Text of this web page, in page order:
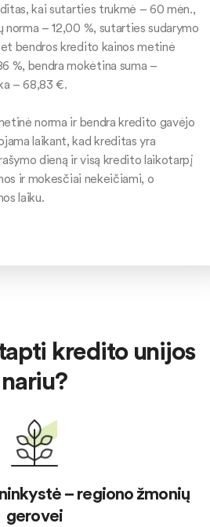
kai sutarties trukmė – 60 mėn.,
– 12,00 %, sutarties sudarymo
bendros kredito kainos metinė
%, bendra mokėtina suma –
– 68,83 €.
norma ir bendra kredito gavėjo
laikant, kad kreditas yra
dieną ir visą kredito laikotarpį
ir mokesčiai nekeičiami, o
laiku.
kredito unijos
nariu?
– regiono žmonių
gerovei